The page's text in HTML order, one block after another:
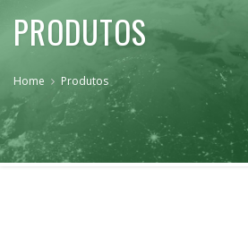
PRODUTOS
Home Produtos